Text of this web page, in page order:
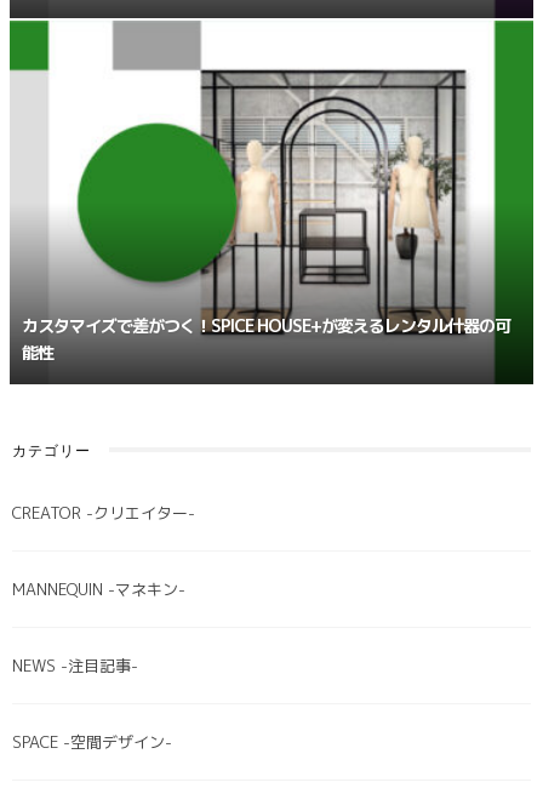
カスタマイズで差がつく！SPICE HOUSE+が変えるレンタル什器の可
能性
カテゴリー
CREATOR -クリエイター-
MANNEQUIN -マネキン-
NEWS -注目記事-
SPACE -空間デザイン-